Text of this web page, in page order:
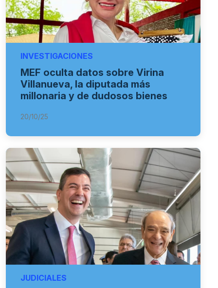
INVESTIGACIONES
MEF oculta datos sobre Virina
Villanueva, la diputada más
millonaria y de dudosos bienes
20/10/25
JUDICIALES